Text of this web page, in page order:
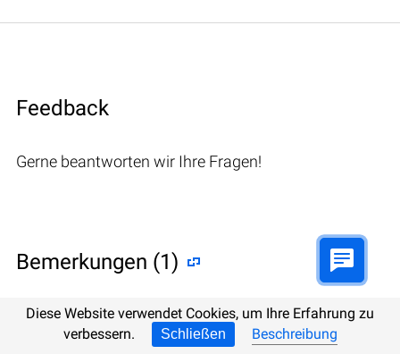
Feedback
Gerne beantworten wir Ihre Fragen!
Bemerkungen (1)
Hetman Software: Data Recovery
Diese Website verwendet Cookies, um Ihre Erfahrung zu
verbessern.
Schließen Beschreibung